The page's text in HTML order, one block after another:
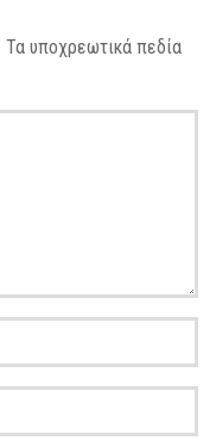
Τα υποχρεωτικά πεδία